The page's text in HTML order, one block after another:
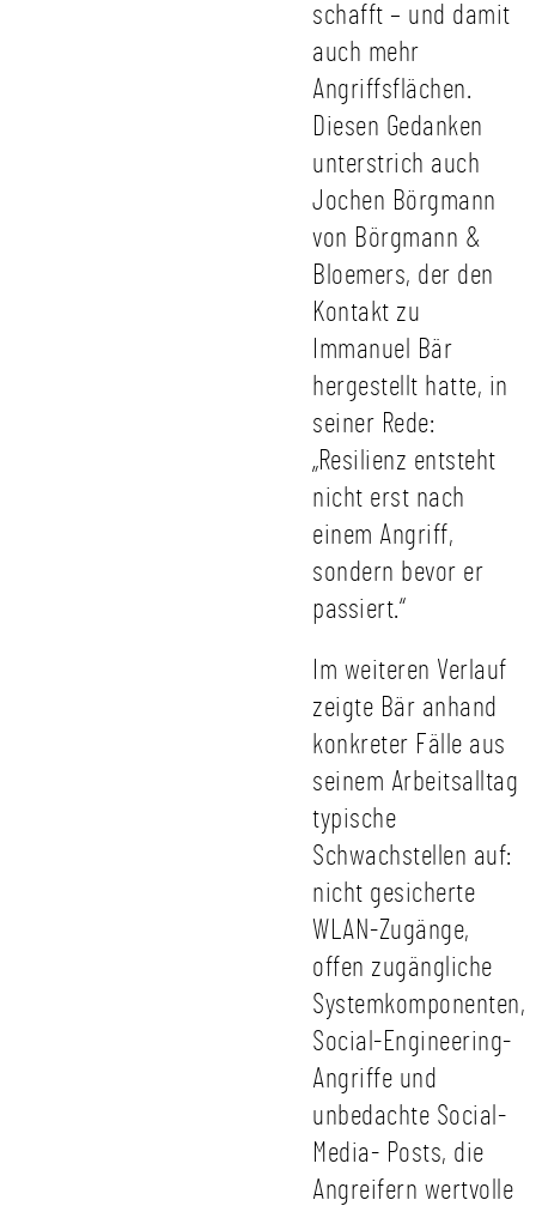
schafft – und damit
auch mehr
Angriffsflächen.
Diesen Gedanken
unterstrich auch
Jochen Börgmann
von Börgmann &
Bloemers, der den
Kontakt zu
Immanuel Bär
hergestellt hatte, in
seiner Rede:
„Resilienz entsteht
nicht erst nach
einem Angriff,
sondern bevor er
passiert.“
Im weiteren Verlauf
zeigte Bär anhand
konkreter Fälle aus
seinem Arbeitsalltag
typische
Schwachstellen auf:
nicht gesicherte
WLAN-Zugänge,
offen zugängliche
Systemkomponenten,
Social-Engineering-
Angriffe und
unbedachte Social-
Media- Posts, die
Angreifern wertvolle